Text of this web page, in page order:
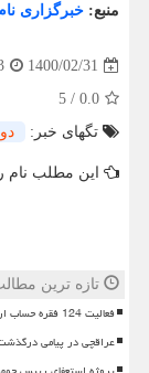
منبع: خبرگزاری
1400/02/31
0.0
/
5
تگهای خبر:
این مطلب نام
تازه ترین
فعالیت 124 فقره حساب ارزی سازمانهای دولتی خارج از حساب واحد خزانه
عراقچی در پیامی